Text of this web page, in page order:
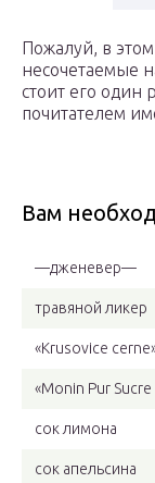
Пожалуй, в
несочетаемые
стоит его один
почитателем
Вам
—дженевер—
травяной ликер
«Krusovice
«Monin Pur Sucre
сок лимона
сок апельсина